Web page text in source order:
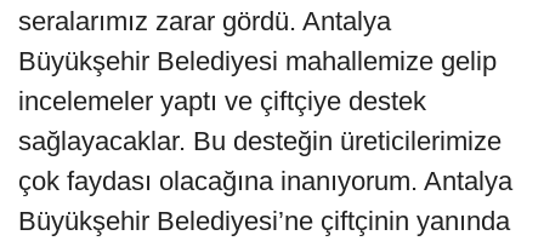
seralarımız zarar gördü. Antalya
Büyükşehir Belediyesi mahallemize gelip
incelemeler yaptı ve çiftçiye destek
sağlayacaklar. Bu desteğin üreticilerimize
çok faydası olacağına inanıyorum. Antalya
Büyükşehir Belediyesi’ne çiftçinin yanında